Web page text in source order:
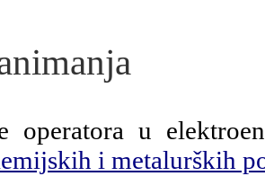
operatora u
i metalurških